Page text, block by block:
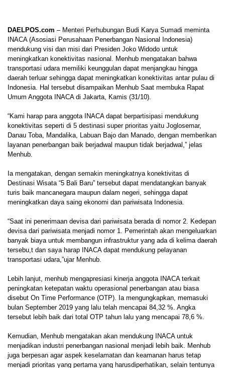
DAELPOS.com – Menteri Perhubungan Budi Karya Sumadi meminta
INACA (Asosiasi Perusahaan Penerbangan Nasional Indonesia)
mendukung visi dan misi dari Presiden Joko Widodo untuk
meningkatkan konektivitas nasional. Menhub mengatakan bahwa
transportasi udara memiliki keunggulan dapat menjangkau hingga
daerah terluar sehingga dapat meningkatkan konektivitas antar pulau di
Indonesia. Hal tersebut disampaikan Menhub Saat membuka Rapat
Umum Anggota INACA di Jakarta, Kamis (31/10).
“Kami harap para anggota INACA dapat berpartisipasi mendukung
konektivitas seperti di 5 destinasi super prioritas yaitu Joglosemar,
Danau Toba, Mandalika, Labuan Bajo dan Manado, dengan memberikan
layanan penerbangan baik berjadwal maupun tidak berjadwal,” jelas
Menhub.
Ia mengatakan, dengan semakin meningkatnya konektivitas di
Destinasi Wisata “5 Bali Baru” tersebut dapat mendatangkan banyak
turis baik mancanegara maupun dalam negeri, sehingga dapat
meningkatkan daya saing ekonomi dan pariwisata Indonesia.
“Saat ini penerimaan devisa dari pariwisata berada di nomor 2. Kedepan
devisa dari pariwisata menjadi nomor 1. Pemerintah akan mengeluarkan
banyak biaya untuk membangun infrastruktur yang ada di kelima daerah
tersebu,t dan saya harap INACA dapat mendukung pelayanan
transportasi udara,”ujar Menhub.
Lebih lanjut, menhub mengapresiasi kinerja anggota INACA terkait
peningkatan ketepatan waktu operasional penerbangan atau biasa
disebut On Time Performance (OTP). Ia mengungkapkan, memasuki
bulan September 2019 yang lalu telah mencapai 84,32 %. Angka
tersebut lebih baik dari total OTP tahun lalu yang mencapai 78,6 %.
Kemudian, Menhub mengatakan akan mendukung INACA untuk
menjadikan industri penerbangan nasional menjadi lebih baik. Menhub
juga berpesan agar aspek keselamatan dan keamanan harus tetap
menjadi prioritas yang pertama yang harusdiperhatikan, selain tentunya